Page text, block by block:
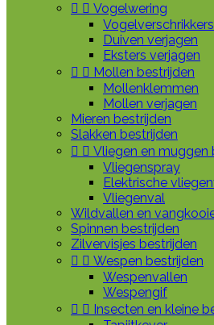
  Vogelwering
Duiven verjagen
Eksters verjagen
  Mollen bestrijden
Mollenklemmen
Mollen verjagen
Mieren bestrijden
Slakken bestrijden
  Vliegen en muggen
Vliegenspray
Elektrische
Vliegenval
Wildvallen en
Spinnen bestrijden
Zilvervisjes bestrijden
  Wespen bestrijden
Wespenvallen
Wespengif
  Insecten en kleine